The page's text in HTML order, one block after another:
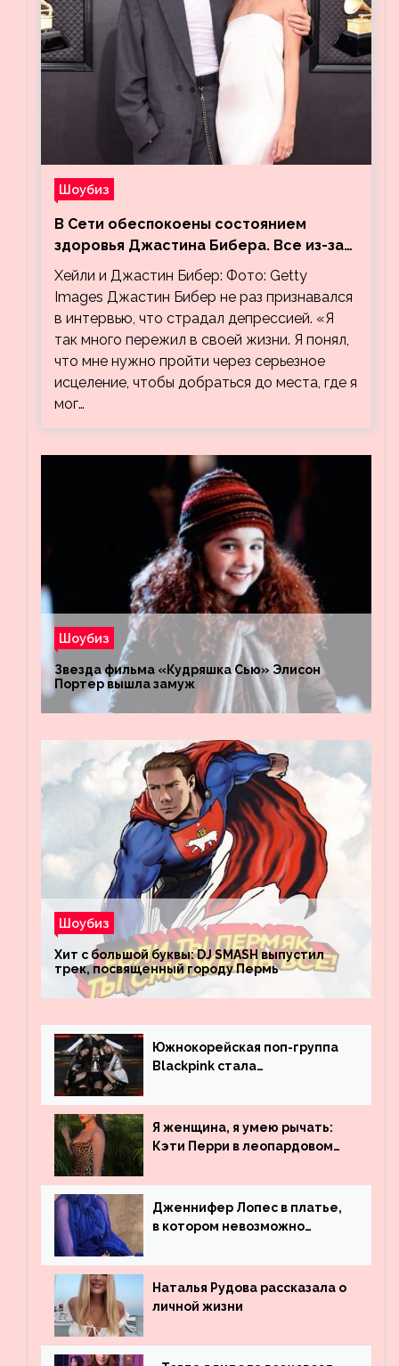
Шоубиз
В Сети обеспокоены состоянием
здоровья Джастина Бибера. Все из-за
видео, на котором его успокаивает
Хейли
Хейли и Джастин Бибер: Фото: Getty
Images Джастин Бибер не раз признавался
в интервью, что страдал депрессией. «Я
так много пережил в своей жизни. Я понял,
что мне нужно пройти через серьезное
исцеление, чтобы добраться до места, где я
мог…
Шоубиз
Звезда фильма «Кудряшка Сью» Элисон
Портер вышла замуж
Шоубиз
Хит с большой буквы: DJ SMASH выпустил
трек, посвященный городу Пермь
Южнокорейская поп-группа
Blackpink стала
просмотрам на YouTube. Они
обогнали даже Джастина
Бибера
Я женщина, я умею рычать:
Кэти Перри в леопардовом
Дженнифер Лопес в платье,
в котором невозможно
Наталья Рудова рассказала о
личной жизни